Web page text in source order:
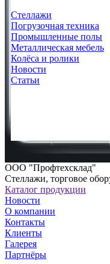
Стеллажи
Погрузочная техника
Промышленные полы
Металлическая мебель
Колёса и ролики
Новости
Статьи
ООО "Профтехсклад"
Cтеллажи, торговое
Каталог продукции
Новости
О компании
Контакты
Клиенты
Галерея
Партнёры